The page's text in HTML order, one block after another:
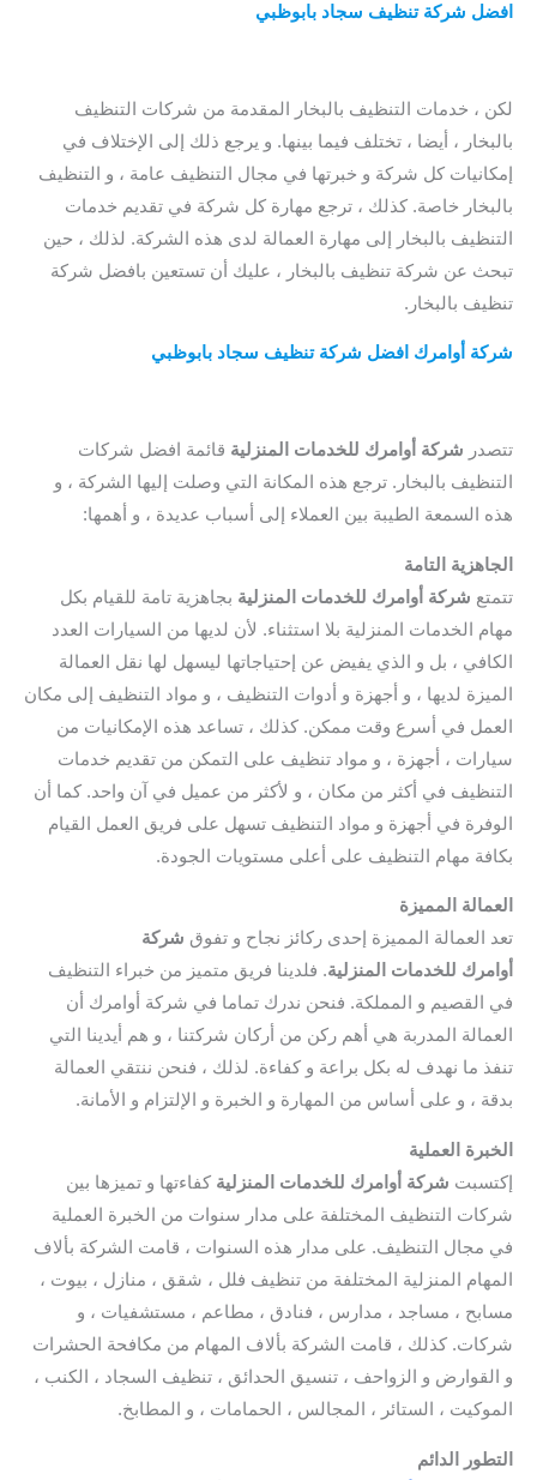
افضل شركة تنظيف سجاد بابوظبي
لكن ، خدمات التنظيف بالبخار المقدمة من شركات التنظيف
بالبخار ، أيضا ، تختلف فيما بينها. و يرجع ذلك إلى الإختلاف في
إمكانيات كل شركة و خبرتها في مجال التنظيف عامة ، و التنظيف
بالبخار خاصة. كذلك ، ترجع مهارة كل شركة في تقديم خدمات
التنظيف بالبخار إلى مهارة العمالة لدى هذه الشركة. لذلك ، حين
تبحث عن شركة تنظيف بالبخار ، عليك أن تستعين بافضل شركة
تنظيف بالبخار.
شركة أوامرك افضل شركة تنظيف سجاد بابوظبي
تتصدر شركة أوامرك للخدمات المنزلية قائمة افضل شركات
التنظيف بالبخار. ترجع هذه المكانة التي وصلت إليها الشركة ، و
هذه السمعة الطيبة بين العملاء إلى أسباب عديدة ، و أهمها:
الجاهزية التامة
تتمتع شركة أوامرك للخدمات المنزلية بجاهزية تامة للقيام بكل
مهام الخدمات المنزلية بلا استثناء. لأن لديها من السيارات العدد
الكافي ، بل و الذي يفيض عن إحتياجاتها ليسهل لها نقل العمالة
الميزة لديها ، و أجهزة و أدوات التنظيف ، و مواد التنظيف إلى مكان
العمل في أسرع وقت ممكن. كذلك ، تساعد هذه الإمكانيات من
سيارات ، أجهزة ، و مواد تنظيف على التمكن من تقديم خدمات
التنظيف في أكثر من مكان ، و لأكثر من عميل في آن واحد. كما أن
الوفرة في أجهزة و مواد التنظيف تسهل على فريق العمل القيام
بكافة مهام التنظيف على أعلى مستويات الجودة.
العمالة المميزة
تعد العمالة المميزة إحدى ركائز نجاح و تفوق شركة
أوامرك للخدمات المنزلية. فلدينا فريق متميز من خبراء التنظيف
في القصيم و المملكة. فنحن ندرك تماما في شركة أوامرك أن
العمالة المدربة هي أهم ركن من أركان شركتنا ، و هم أيدينا التي
تنفذ ما نهدف له بكل براعة و كفاءة. لذلك ، فنحن ننتقي العمالة
بدقة ، و على أساس من المهارة و الخبرة و الإلتزام و الأمانة.
الخبرة العملية
إكتسبت شركة أوامرك للخدمات المنزلية كفاءتها و تميزها بين
شركات التنظيف المختلفة على مدار سنوات من الخبرة العملية
في مجال التنظيف. على مدار هذه السنوات ، قامت الشركة بألاف
المهام المنزلية المختلفة من تنظيف فلل ، شقق ، منازل ، بيوت ،
مسابح ، مساجد ، مدارس ، فنادق ، مطاعم ، مستشفيات ، و
شركات. كذلك ، قامت الشركة بألاف المهام من مكافحة الحشرات
و القوارض و الزواحف ، تنسيق الحدائق ، تنظيف السجاد ، الكنب ،
الموكيت ، الستائر ، المجالس ، الحمامات ، و المطابخ.
التطور الدائم